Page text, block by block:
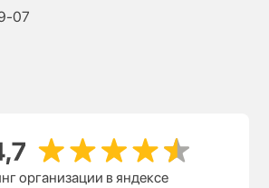
07
организации в яндексе